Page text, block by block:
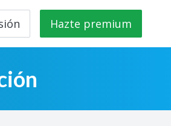
Hazte premium